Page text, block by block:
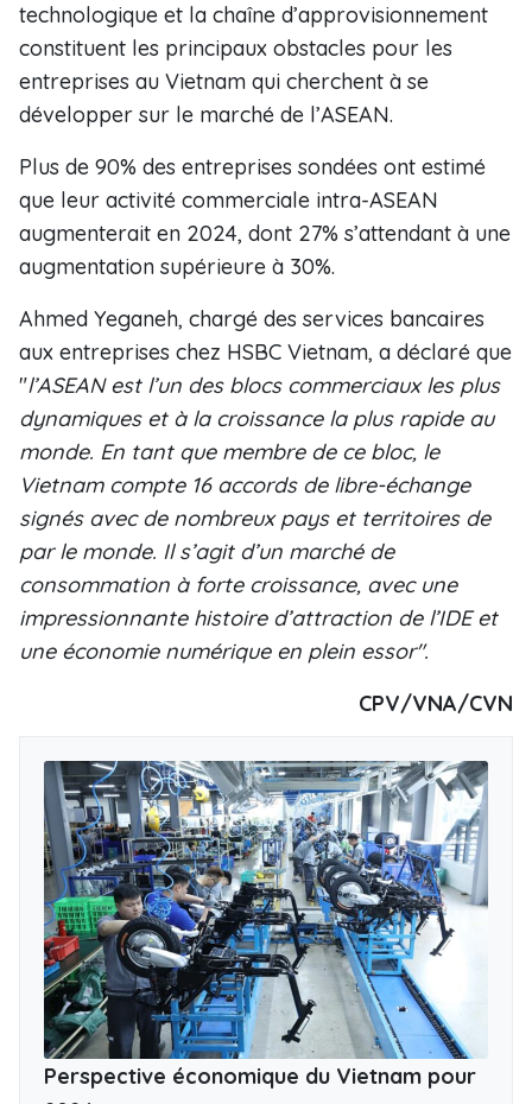
technologique et la chaîne d’approvisionnement
constituent les principaux obstacles pour les
entreprises au Vietnam qui cherchent à se
développer sur le marché de l’ASEAN.
Plus de 90% des entreprises sondées ont estimé
que leur activité commerciale intra-ASEAN
augmenterait en 2024, dont 27% s’attendant à une
augmentation supérieure à 30%.
Ahmed Yeganeh, chargé des services bancaires
aux entreprises chez HSBC Vietnam, a déclaré que
"l’ASEAN est l’un des blocs commerciaux les plus
dynamiques et à la croissance la plus rapide au
monde. En tant que membre de ce bloc, le
Vietnam compte 16 accords de libre-échange
signés avec de nombreux pays et territoires de
par le monde. Il s’agit d’un marché de
consommation à forte croissance, avec une
impressionnante histoire d’attraction de l’IDE et
une économie numérique en plein essor".
CPV/VNA/CVN
Perspective économique du Vietnam pour